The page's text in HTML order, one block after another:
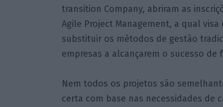
transition Company, abriram as
Agile Project Management, a qual
substituir os métodos de gestão
empresas a alcançarem o sucesso de
Nem todos os projetos são
certa com base nas necessidades de